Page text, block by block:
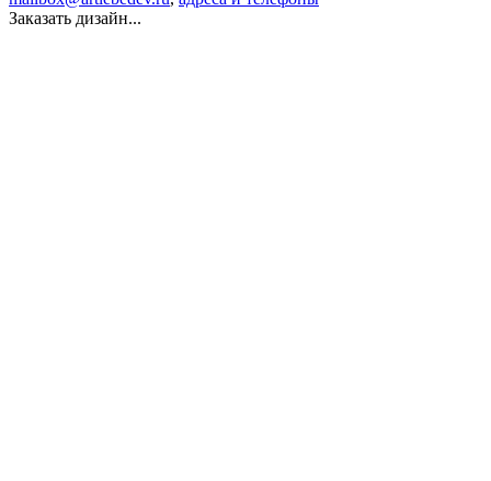
Заказать дизайн...